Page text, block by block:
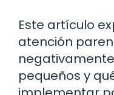
Este artículo
atención
pequeños y